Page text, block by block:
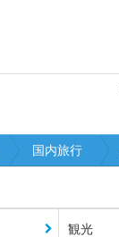
国内旅行
観光